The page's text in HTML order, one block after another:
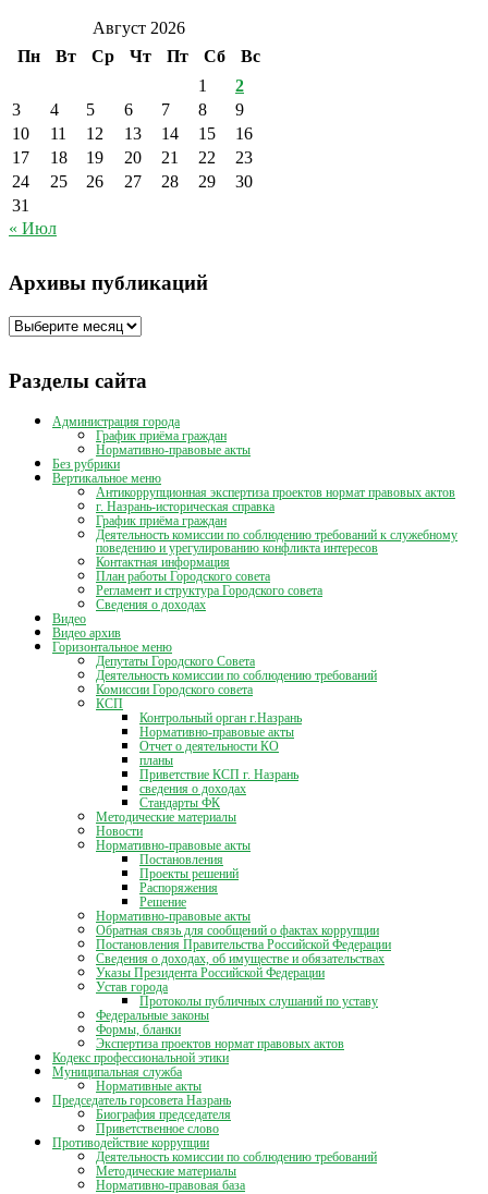
Август 2026
Пн
Вт Ср Чт Пт Сб
Вс
1
2
3
4 5 6 7 8
9
10
11 12 13 14 15
16
17
18 19 20 21 22
23
24
25 26 27 28 29
30
31
« Июл
Архивы публикаций
Архивы
Разделы сайта
Администрация города
График приёма граждан
Нормативно-правовые акты
Без рубрики
Вертикальное меню
Антикоррупционная экспертиза проектов нормат правовых актов
г. Назрань-историческая справка
График приёма граждан
Деятельность комиссии по соблюдению требований к служебному
поведению и урегулированию конфликта интересов
Контактная информация
План работы Городского совета
Регламент и структура Городского совета
Сведения о доходах
Видео
Видео архив
Горизонтальное меню
Депутаты Городского Совета
Деятельность комиссии по соблюдению требований
Комиссии Городского совета
КСП
Контрольный орган г.Назрань
Нормативно-правовые акты
Отчет о деятельности КО
планы
Приветствие КСП г. Назрань
сведения о доходах
Стандарты ФК
Методические материалы
Новости
Нормативно-правовые акты
Постановления
Проекты решений
Распоряжения
Решение
Нормативно-правовые акты
Обратная связь для сообщений о фактах коррупции
Постановления Правительства Российской Федерации
Сведения о доходах, об имуществе и обязательствах
Указы Президента Российской Федерации
Устав города
Протоколы публичных слушаний по уставу
Федеральные законы
Формы, бланки
Экспертиза проектов нормат правовых актов
Кодекс профессиональной этики
Муниципальная служба
Нормативные акты
Председатель горсовета Назрань
Биография председателя
Приветственное слово
Противодействие коррупции
Деятельность комиссии по соблюдению требований
Методические материалы
Нормативно-правовая база